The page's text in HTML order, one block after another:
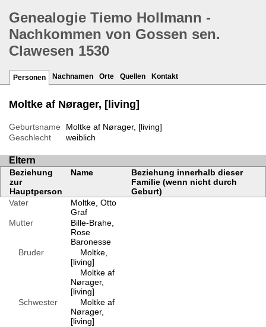
Genealogie Tiemo Hollmann -
Nachkommen von Gossen sen.
Clawesen 1530
Personen Nachnamen Orte Quellen Kontakt
Moltke af Nørager, [living]
Geburtsname
Moltke af Nørager, [living]
Geschlecht
weiblich
Eltern
Beziehung
zur
Hauptperson
Name
Beziehung innerhalb dieser
Familie (wenn nicht durch
Geburt)
Vater
Moltke, Otto
Graf
Mutter
Bille-Brahe,
Rose
Baronesse
Bruder
Moltke,
[living]
Moltke af
Nørager,
[living]
Schwester
Moltke af
Nørager,
[living]